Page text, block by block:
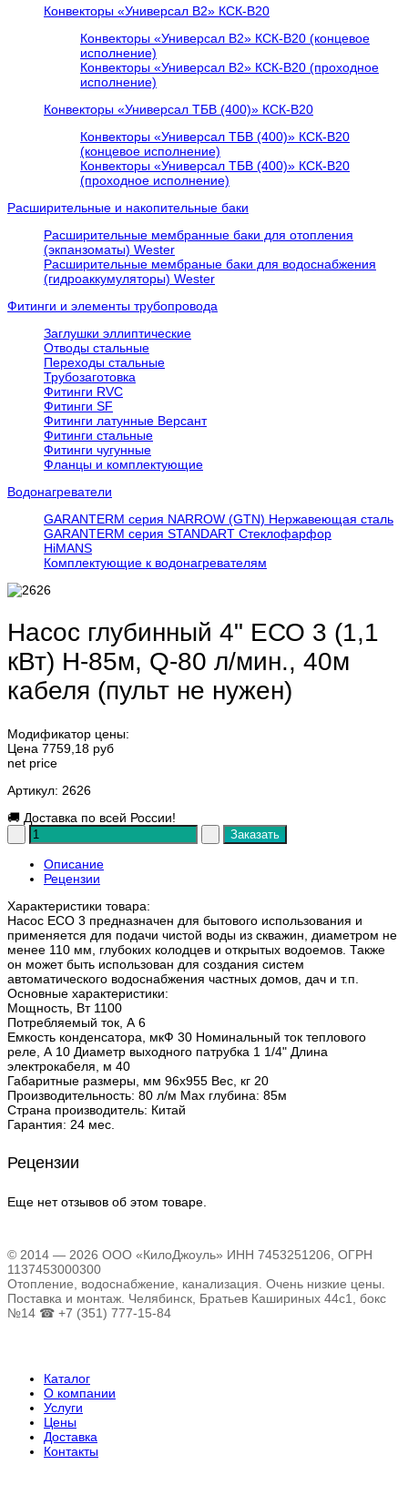
Конвекторы «Универсал В2» КСК-В20
Конвекторы «Универсал В2» КСК-В20 (концевое
исполнение)
Конвекторы «Универсал В2» КСК-В20 (проходное
исполнение)
Конвекторы «Универсал ТБВ (400)» КСК-В20
Конвекторы «Универсал ТБВ (400)» КСК-В20
(концевое исполнение)
Конвекторы «Универсал ТБВ (400)» КСК-В20
(проходное исполнение)
Расширительные и накопительные баки
Расширительные мембранные баки для отопления
(экпанзоматы) Wester
Расширительные мембраные баки для водоснабжения
(гидроаккумуляторы) Wester
Фитинги и элементы трубопровода
Заглушки эллиптические
Отводы стальные
Переходы стальные
Трубозаготовка
Фитинги RVC
Фитинги SF
Фитинги латунные Версант
Фитинги стальные
Фитинги чугунные
Фланцы и комплектующие
Водонагреватели
GARANTERM серия NARROW (GTN) Нержавеющая сталь
GARANTERM серия STANDART Стеклофарфор
HiMANS
Комплектующие к водонагревателям
Насос глубинный 4" ЕСО 3 (1,1
кВт) Н-85м, Q-80 л/мин., 40м
кабеля (пульт не нужен)
Модификатор цены:
Цена 7759,18 руб
net price
Артикул: 2626
🚚 Доставка по всей России!
Описание
Рецензии
Характеристики товара:
Насос ЕСО 3 предназначен для бытового использования и
применяется для подачи чистой воды из скважин, диаметром не
менее 110 мм, глубоких колодцев и открытых водоемов. Также
он может быть использован для создания систем
автоматического водоснабжения частных домов, дач и т.п.
Основные характеристики:
Мощность, Вт 1100
Потребляемый ток, А 6
Емкость конденсатора, мкФ 30 Номинальный ток теплового
реле, А 10 Диаметр выходного патрубка 1 1/4" Длина
электрокабеля, м 40
Габаритные размеры, мм 96х955 Вес, кг 20
Производительность: 80 л/м Max глубина: 85м
Страна производитель: Китай
Гарантия: 24 мес.
Рецензии
Еще нет отзывов об этом товаре.
© 2014 — 2026 ООО «КилоДжоуль» ИНН 7453251206, ОГРН
1137453000300
Отопление, водоснабжение, канализация. Очень низкие цены.
Поставка и монтаж. Челябинск, Братьев Кашириных 44с1, бокс
№14 ☎ +7 (351) 777-15-84
Каталог
О компании
Услуги
Цены
Доставка
Контакты